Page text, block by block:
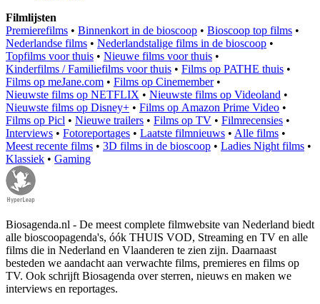
Filmlijsten
Premierefilms • Binnenkort in de bioscoop • Bioscoop top films •
Nederlandse films • Nederlandstalige films in de bioscoop •
Topfilms voor thuis • Nieuwe films voor thuis •
Kinderfilms / Familiefilms voor thuis • Films op PATHE thuis •
Films op meJane.com • Films op Cinemember•
Nieuwste films op NETFLIX • Nieuwste films op Videoland •
Nieuwste films op Disney+ • Films op Amazon Prime Video •
Films op Picl • Nieuwe trailers • Films op TV • Filmrecensies •
Interviews • Fotoreportages • Laatste filmnieuws • Alle films •
Meest recente films • 3D films in de bioscoop • Ladies Night films •
Klassiek • Gaming
Biosagenda.nl - De meest complete filmwebsite van Nederland biedt
alle bioscoopagenda's, óók THUIS VOD, Streaming en TV en alle
films die in Nederland en Vlaanderen te zien zijn. Daarnaast
besteden we aandacht aan verwachte films, premieres en films op
TV. Ook schrijft Biosagenda over sterren, nieuws en maken we
interviews en reportages.